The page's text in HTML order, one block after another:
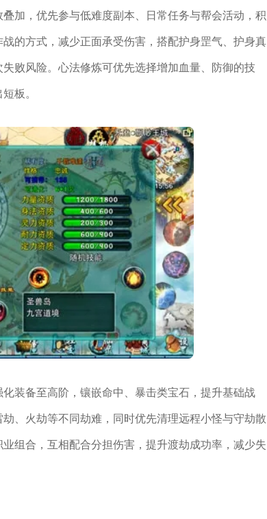
加，优先参与低难度副本、日常任务与帮会活动，积
的方式，减少正面承受伤害，搭配护身罡气、护身真
败风险。心法修炼可优先选择增加血量、防御的技
板。
装备至高阶，镶嵌命中、暴击类宝石，提升基础战
、火劫等不同劫难，同时优先清理远程小怪与守劫散
组合，互相配合分担伤害，提升渡劫成功率，减少失